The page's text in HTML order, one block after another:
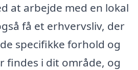
at arbejde med en lokal
få et erhvervsliv, der
specifikke forhold og
findes i dit område, og